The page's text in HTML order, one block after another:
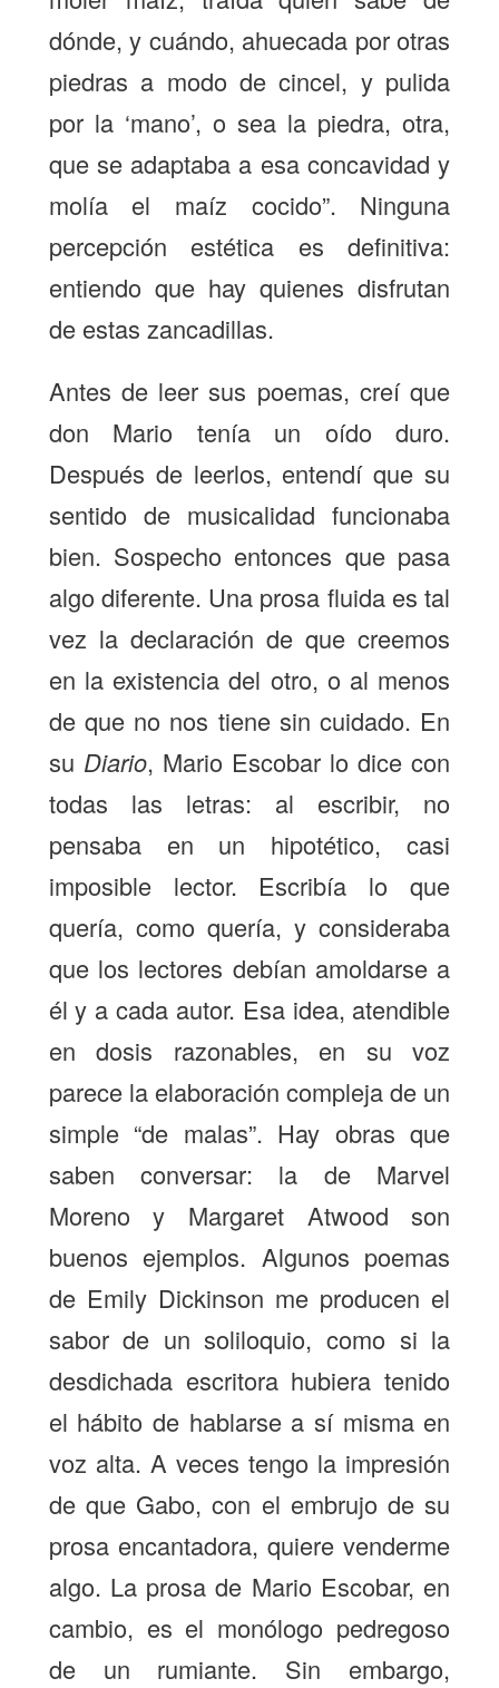
dónde, y cuándo, ahuecada por otras
piedras a modo de cincel, y pulida
por la ‘mano’, o sea la piedra, otra,
que se adaptaba a esa concavidad y
molía el maíz cocido”. Ninguna
percepción estética es definitiva:
entiendo que hay quienes disfrutan
de estas zancadillas.
Antes de leer sus poemas, creí que
don Mario tenía un oído duro.
Después de leerlos, entendí que su
sentido de musicalidad funcionaba
bien. Sospecho entonces que pasa
algo diferente. Una prosa fluida es tal
vez la declaración de que creemos
en la existencia del otro, o al menos
de que no nos tiene sin cuidado. En
su Diario, Mario Escobar lo dice con
todas las letras: al escribir, no
pensaba en un hipotético, casi
imposible lector. Escribía lo que
quería, como quería, y consideraba
que los lectores debían amoldarse a
él y a cada autor. Esa idea, atendible
en dosis razonables, en su voz
parece la elaboración compleja de un
simple “de malas”. Hay obras que
saben conversar: la de Marvel
Moreno y Margaret Atwood son
buenos ejemplos. Algunos poemas
de Emily Dickinson me producen el
sabor de un soliloquio, como si la
desdichada escritora hubiera tenido
el hábito de hablarse a sí misma en
voz alta. A veces tengo la impresión
de que Gabo, con el embrujo de su
prosa encantadora, quiere venderme
algo. La prosa de Mario Escobar, en
cambio, es el monólogo pedregoso
de un rumiante. Sin embargo,